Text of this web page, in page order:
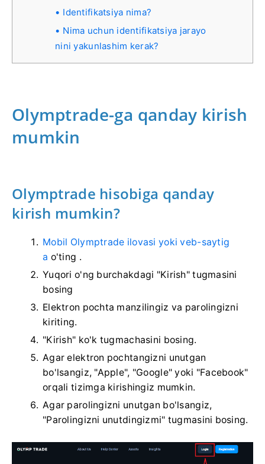
Identifikatsiya nima?
Nima uchun identifikatsiya jarayo
nini yakunlashim kerak?
Olymptrade-ga qanday kirish
mumkin
Olymptrade hisobiga qanday
kirish mumkin?
Mobil Olymptrade ilovasi yoki veb-saytig
a o'ting .
Yuqori o'ng burchakdagi "Kirish" tugmasini
bosing
Elektron pochta manzilingiz va parolingizni
kiriting.
"Kirish" ko'k tugmachasini bosing.
Agar elektron pochtangizni unutgan
bo'lsangiz, "Apple", "Google" yoki "Facebook"
orqali tizimga kirishingiz mumkin.
Agar parolingizni unutgan bo'lsangiz,
"Parolingizni unutdingizmi" tugmasini bosing.